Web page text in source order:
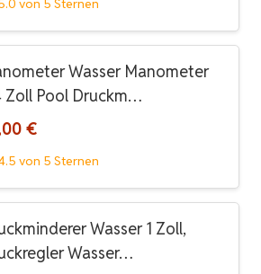
von 5 Sternen
Wasser Manometer
Zoll Pool Druckm…
€
von 5 Sternen
Wasser 1 Zoll,
Wasser…